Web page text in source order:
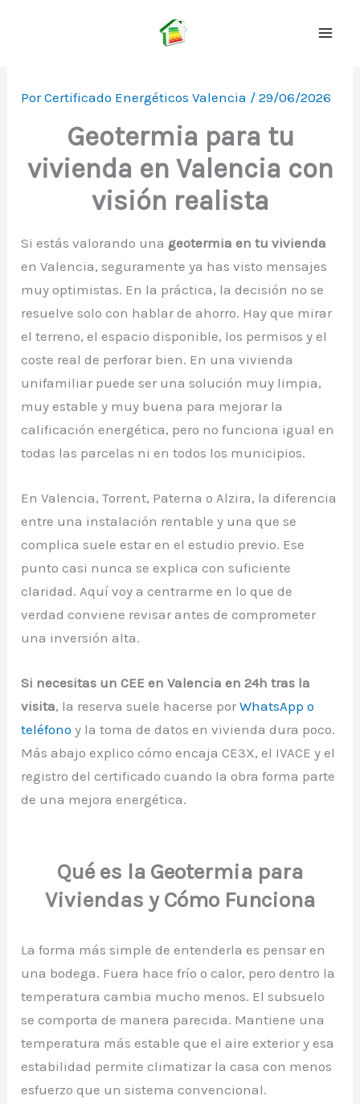
PorCertificado Energéticos Valencia /29/06/2026
Geotermia para tu
vivienda en Valencia con
visión realista
Si estás valorando una geotermia en tu vivienda
en Valencia, seguramente ya has visto mensajes
muy optimistas. En la práctica, la decisión no se
resuelve solo con hablar de ahorro. Hay que mirar
el terreno, el espacio disponible, los permisos y el
coste real de perforar bien. En una vivienda
unifamiliar puede ser una solución muy limpia,
muy estable y muy buena para mejorar la
calificación energética, pero no funciona igual en
todas las parcelas ni en todos los municipios.
En Valencia, Torrent, Paterna o Alzira, la diferencia
entre una instalación rentable y una que se
complica suele estar en el estudio previo. Ese
punto casi nunca se explica con suficiente
claridad. Aquí voy a centrarme en lo que de
verdad conviene revisar antes de comprometer
una inversión alta.
Si necesitas un CEE en Valencia en 24h tras la
visita, la reserva suele hacerse porWhatsApp o
teléfono y la toma de datos en vivienda dura poco.
Más abajo explico cómo encaja CE3X, el IVACE y el
registro del certificado cuando la obra forma parte
de una mejora energética.
Qué es la Geotermia para
Viviendas y Cómo Funciona
La forma más simple de entenderla es pensar en
una bodega. Fuera hace frío o calor, pero dentro la
temperatura cambia mucho menos. El subsuelo
se comporta de manera parecida. Mantiene una
temperatura más estable que el aire exterior y esa
estabilidad permite climatizar la casa con menos
esfuerzo que un sistema convencional.